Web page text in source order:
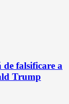
falsificare a
Trump